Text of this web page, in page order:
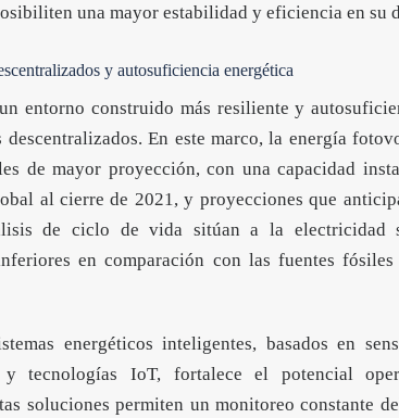
una mayor estabilidad y eficiencia en su
y autosuficiencia energética
entorno construido más resiliente y
descentralizados. En este marco, la energía
de mayor proyección, con una capacidad
al cierre de 2021, y proyecciones que
de ciclo de vida sitúan a la electricidad
en comparación con las fuentes
energéticos inteligentes, basados en
tecnologías IoT, fortalece el potencial
soluciones permiten un monitoreo constante